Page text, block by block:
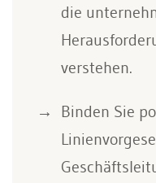
die
verstehen.
Binden Sie